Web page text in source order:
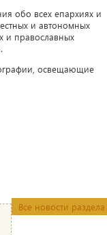
обо всех епархиях и
и автономных
и православных
освещающие
Все новости